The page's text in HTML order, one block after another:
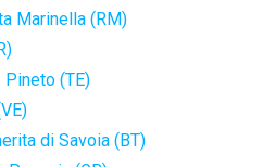
Marinella (RM)
Pineto (TE)
di Savoia (BT)